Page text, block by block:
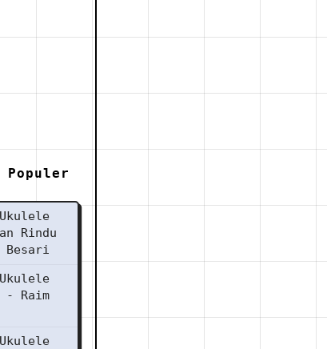
Populer
Rindu
Besari
- Raim